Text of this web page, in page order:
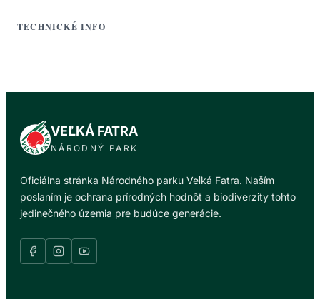
TECHNICKÉ INFO
VEĽKÁ FATRA
NÁRODNÝ PARK
Oficiálna stránka Národného parku Veľká Fatra. Naším
poslaním je ochrana prírodných hodnôt a biodiverzity tohto
jedinečného územia pre budúce generácie.